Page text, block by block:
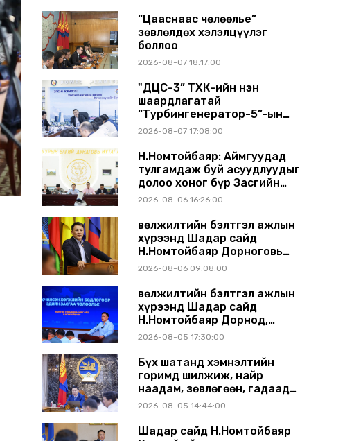
“Цааснаас чөлөөлье”
зөвлөлдөх хэлэлцүүлэг
боллоо
2026-08-07 18:17:00
"ДЦС-3” ТӨХК-ийн нэн
шаардлагатай
“Турбингенератор-5”-ын
шинэчлэлийн төсвийг
2026-08-07 17:08:00
Н.Номтойбаяр: Аймгуудад
тулгамдаж буй асуудлуудыг
долоо хоног бүр Засгийн
газрын хуралдаанд
2026-08-06 16:26:00
Өвөлжилтийн бэлтгэл ажлын
хүрээнд Шадар сайд
Н.Номтойбаяр Дорноговь
аймагт ажиллав
2026-08-06 09:08:00
Өвөлжилтийн бэлтгэл ажлын
хүрээнд Шадар сайд
Н.Номтойбаяр Дорнод,
Сүхбаатар аймагт ажиллав
2026-08-05 17:30:00
Бүх шатанд хэмнэлтийн
горимд шилжиж, найр
наадам, зөвлөгөөн, гадаад
томилолтыг хориглолоо
2026-08-05 14:44:00
Шадар сайд Н.Номтойбаяр